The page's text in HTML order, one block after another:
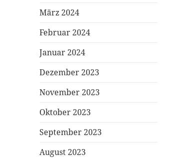
März 2024
Februar 2024
Januar 2024
Dezember 2023
November 2023
Oktober 2023
September 2023
August 2023